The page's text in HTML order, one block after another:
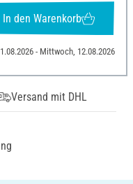
In den Warenkorb
- Mittwoch, 12.08.2026
Versand mit DHL